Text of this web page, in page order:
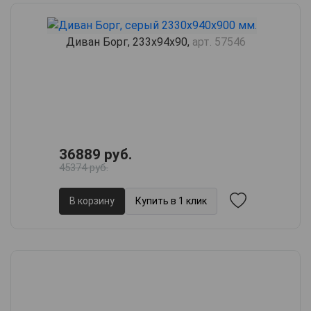
Диван Борг, 233х94х90, арт. 57546
36889 руб.
45374 руб.
В корзину Купить в 1 клик